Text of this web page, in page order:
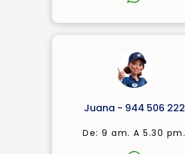
Juana - 944 506 222
De: 9 am. A 5.30 pm.